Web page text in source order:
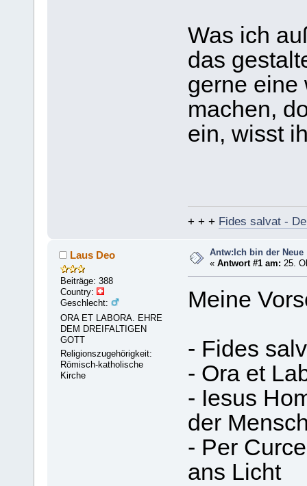
Was ich
das
gerne eine
machen,
ein, wisst
+ + + Fides salvat -
Laus Deo
Beiträge: 388
Country:
Geschlecht:
ORA ET LABORA. EHRE
DEM DREIFALTIGEN
GOTT
Religionszugehörigkeit:
Römisch-katholische
Kirche
Antw:Ich bin der Neue
«Antwort #1 am: 25.
Meine
- Fides
- Ora et
- Iesus
der
- Per
ans Licht